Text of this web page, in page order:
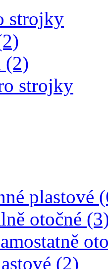
strojky
(2)
strojky
plastové
otočné
(2)